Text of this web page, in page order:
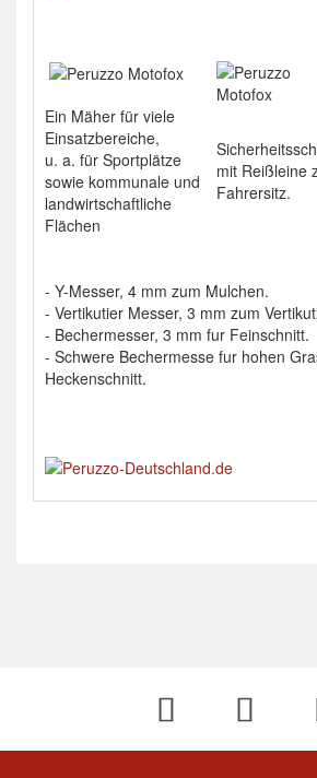
Ein Mäher für viele
Einsatzbereiche,
u. a. für Sportplätze
sowie kommunale und
landwirtschaftliche
Flächen
mit Reißleine
Fahrersitz.
- Y-Messer, 4 mm zum Mulchen.
- Vertikutier Messer, 3 mm zum
- Bechermesser, 3 mm fur Feinschnitt.
- Schwere Bechermesse fur hohen
Heckenschnitt.